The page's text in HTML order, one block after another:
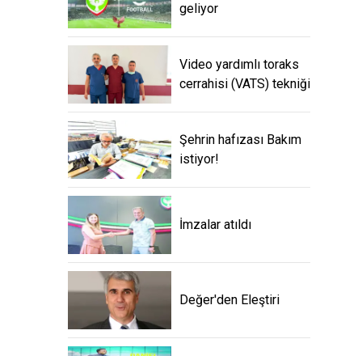
geliyor
Video yardımlı toraks
cerrahisi (VATS) tekniği
Şehrin hafızası Bakım
istiyor!
İmzalar atıldı
Değer'den Eleştiri